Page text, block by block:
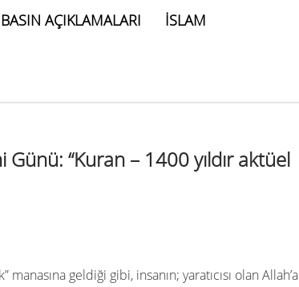
BASIN AÇIKLAMALARI İSLAM
Günü: “Kuran – 1400 yıldır aktüel
manasına geldiği gibi, insanın; yaratıcısı olan Allah’a